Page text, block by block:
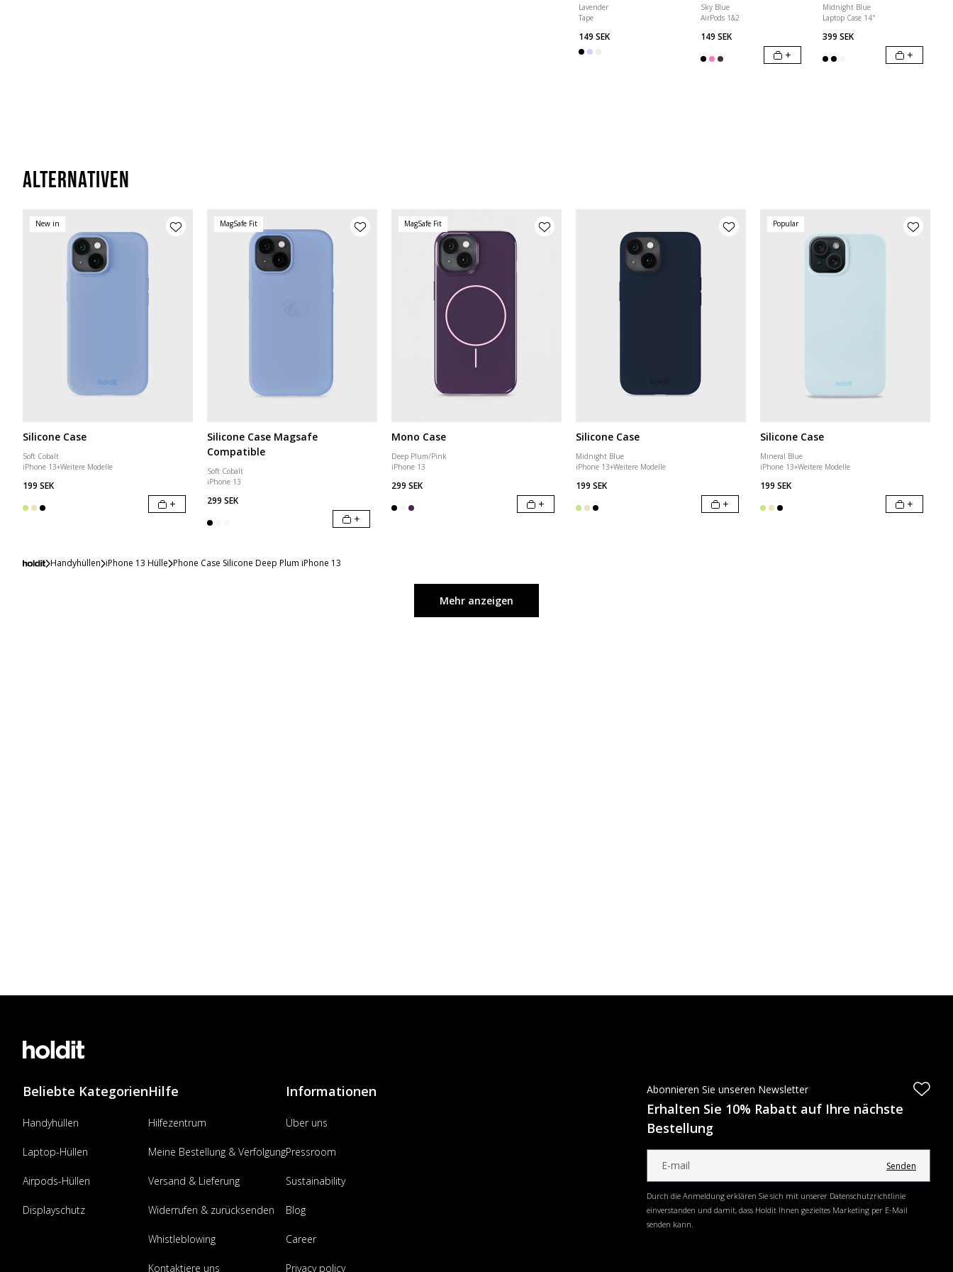
Lavender
Tape
149 SEK
Sky Blue
AirPods 1&2
149 SEK
+
Midnight Blue
Laptop Case 14"
399 SEK
+
Alternativen
New in
Silicone Case
Soft Cobalt
iPhone 13+Weitere Modelle
199 SEK
+
MagSafe Fit
Silicone Case Magsafe
Compatible
Soft Cobalt
iPhone 13
299 SEK
+
MagSafe Fit
Mono Case
Deep Plum/Pink
iPhone 13
299 SEK
+
Silicone Case
Midnight Blue
iPhone 13+Weitere Modelle
199 SEK
+
Popular
Silicone Case
Mineral Blue
iPhone 13+Weitere Modelle
199 SEK
+
Handyhüllen iPhone 13 Hülle Phone Case Silicone Deep Plum iPhone 13
Mehr anzeigen
Beliebte Kategorien
Handyhüllen
Laptop-Hüllen
Airpods-Hüllen
Displayschutz
Hilfe
Hilfezentrum
Meine Bestellung & Verfolgung
Versand & Lieferung
Widerrufen & zurücksenden
Whistleblowing
Kontaktiere uns
Informationen
Über uns
Pressroom
Sustainability
Blog
Career
Privacy policy
Abonnieren Sie unseren Newsletter
Erhalten Sie 10% Rabatt auf Ihre nächste
Bestellung
Senden
Durch die Anmeldung erklären Sie sich mit unserer Datenschutzrichtlinie
einverstanden und damit, dass Holdit Ihnen gezieltes Marketing per E-Mail
senden kann.